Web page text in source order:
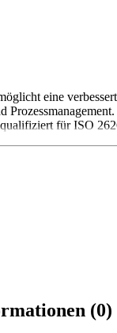
eine
für ISO
(0)